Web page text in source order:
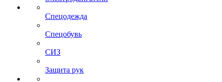
Спецодежда
Спецобувь
СИЗ
Защита рук